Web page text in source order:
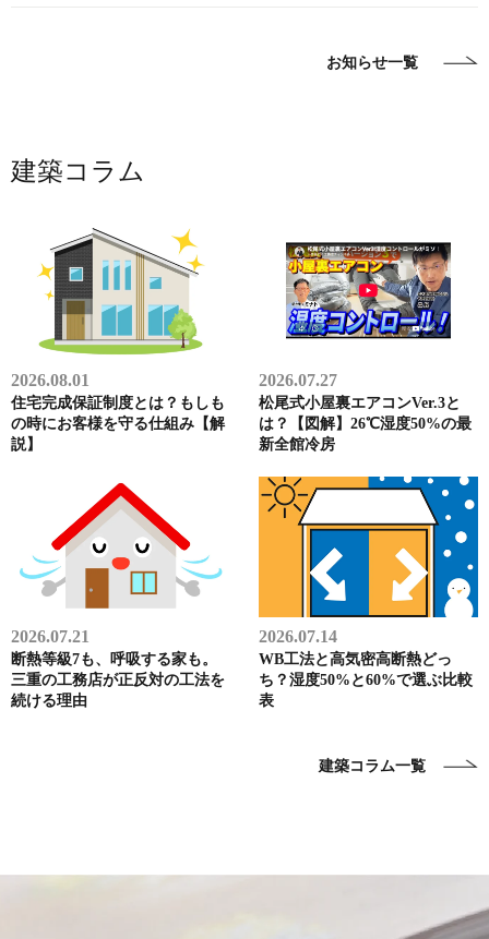
お知らせ一覧
建築コラム
2026.08.01
住宅完成保証制度とは？もしも
の時にお客様を守る仕組み【解
説】
2026.07.27
松尾式小屋裏エアコンVer.3と
は？【図解】26℃湿度50%の最
新全館冷房
2026.07.21
断熱等級7も、呼吸する家も。
三重の工務店が正反対の工法を
続ける理由
2026.07.14
WB工法と高気密高断熱どっ
ち？湿度50%と60%で選ぶ比較
表
建築コラム一覧